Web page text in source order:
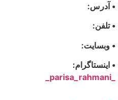
• آدرس:
• تلفن:
• وبسایت:
• اینستاگرام: